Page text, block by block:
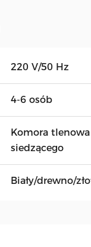
220 V/50 Hz
4-6 osób
Komora
siedzącego
Biały/drewno/